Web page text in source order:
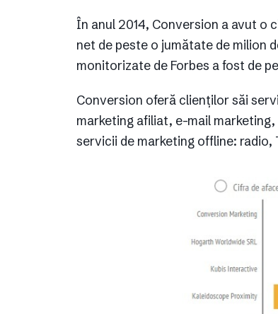
În anul 2014, Conversion a avut o
net de peste o jumătate de milion
monitorizate de Forbes a fost de
Conversion oferă clienților săi
marketing afiliat, e-mail
servicii de marketing offline: radio,